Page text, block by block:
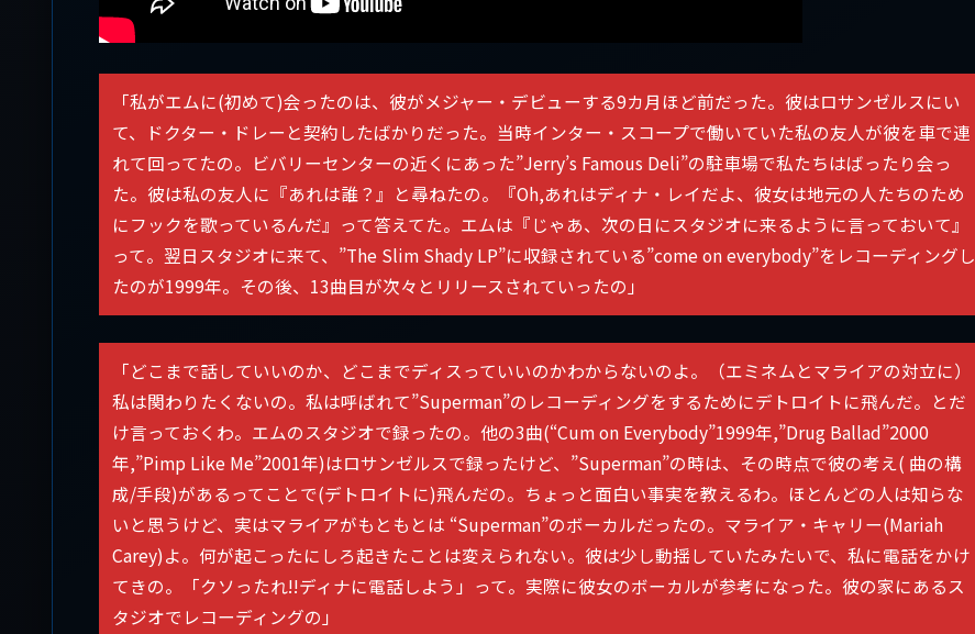
「私がエムに(初めて)会ったのは、彼がメジャー・デビューする9カ月ほど前だった。彼はロサンゼルスにい
て、ドクター・ドレーと契約したばかりだった。当時インター・スコープで働いていた私の友人が彼を車で連
れて回ってたの。ビバリーセンターの近くにあった”Jerry’s Famous Deli”の駐車場で私たちはばったり会っ
た。彼は私の友人に『あれは誰？』と尋ねたの。『Oh,あれはディナ・レイだよ、彼女は地元の人たちのため
にフックを歌っているんだ』って答えてた。エムは『じゃあ、次の日にスタジオに来るように言っておいて』
って。翌日スタジオに来て、”The Slim Shady LP”に収録されている”come on everybody”をレコーディングし
たのが1999年。その後、13曲目が次々とリリースされていったの」
「どこまで話していいのか、どこまでディスっていいのかわからないのよ。（エミネムとマライアの対立に）
私は関わりたくないの。私は呼ばれて”Superman”のレコーディングをするためにデトロイトに飛んだ。とだ
け言っておくわ。エムのスタジオで録ったの。他の3曲(“Cum on Everybody”1999年,”Drug Ballad”2000
年,”Pimp Like Me”2001年)はロサンゼルスで録ったけど、”Superman”の時は、その時点で彼の考え( 曲の構
成/手段)があるってことで(デトロイトに)飛んだの。ちょっと面白い事実を教えるわ。ほとんどの人は知らな
いと思うけど、実はマライアがもともとは “Superman”のボーカルだったの。マライア・キャリー(Mariah
Carey)よ。何が起こったにしろ起きたことは変えられない。彼は少し動揺していたみたいで、私に電話をかけ
てきの。「クソったれ!!ディナに電話しよう」って。実際に彼女のボーカルが参考になった。彼の家にあるス
タジオでレコーディングの」